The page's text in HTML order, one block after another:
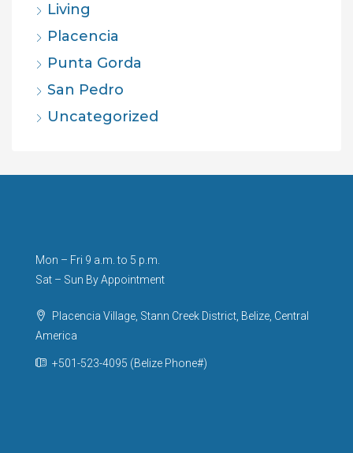
Living
Placencia
Punta Gorda
San Pedro
Uncategorized
Mon – Fri 9 a.m. to 5 p.m.
Sat – Sun By Appointment
Placencia Village, Stann Creek District, Belize, Central
America
+501-523-4095 (Belize Phone#)